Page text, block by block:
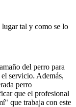
lugar tal y como se lo
del perro para
servicio. Además,
perro
que el profesional
que trabaja con este